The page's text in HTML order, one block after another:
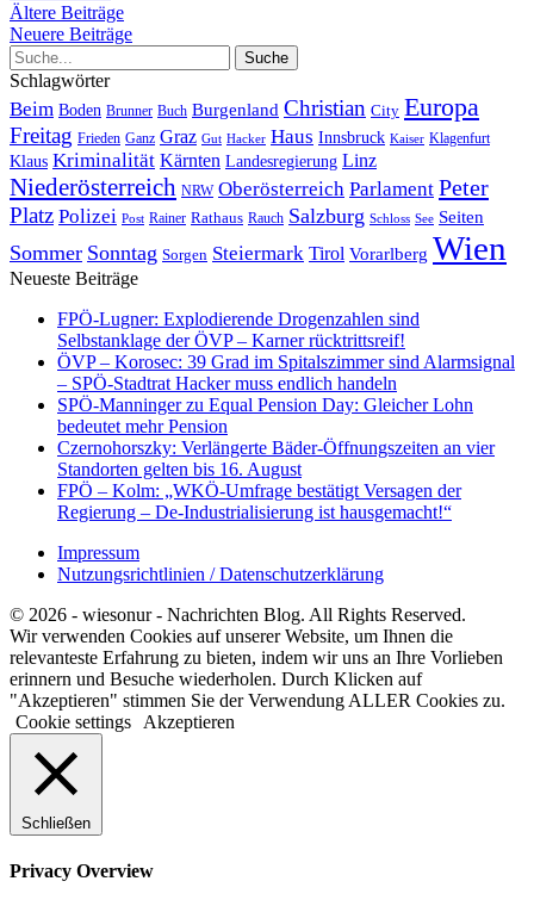
Ältere Beiträge
Neuere Beiträge
Schlagwörter
Beim Boden Brunner Buch Burgenland Christian City Europa
Freitag Frieden Ganz Graz Gut Hacker Haus Innsbruck Kaiser Klagenfurt
Klaus Kriminalität Kärnten Landesregierung Linz
Niederösterreich NRW Oberösterreich Parlament Peter
Platz Polizei Post Rainer Rathaus Rauch Salzburg Schloss See Seiten
Sommer Sonntag Sorgen Steiermark Tirol Vorarlberg Wien
Neueste Beiträge
FPÖ-Lugner: Explodierende Drogenzahlen sind
Selbstanklage der ÖVP – Karner rücktrittsreif!
ÖVP – Korosec: 39 Grad im Spitalszimmer sind Alarmsignal
– SPÖ-Stadtrat Hacker muss endlich handeln
SPÖ-Manninger zu Equal Pension Day: Gleicher Lohn
bedeutet mehr Pension
Czernohorszky: Verlängerte Bäder-Öffnungszeiten an vier
Standorten gelten bis 16. August
FPÖ – Kolm: „WKÖ-Umfrage bestätigt Versagen der
Regierung – De-Industrialisierung ist hausgemacht!“
Impressum
Nutzungsrichtlinien / Datenschutzerklärung
© 2026 - wiesonur - Nachrichten Blog. All Rights Reserved.
Wir verwenden Cookies auf unserer Website, um Ihnen die
relevanteste Erfahrung zu bieten, indem wir uns an Ihre Vorlieben
erinnern und Besuche wiederholen. Durch Klicken auf
"Akzeptieren" stimmen Sie der Verwendung ALLER Cookies zu.
Cookie settings
Akzeptieren
Schließen
Privacy Overview